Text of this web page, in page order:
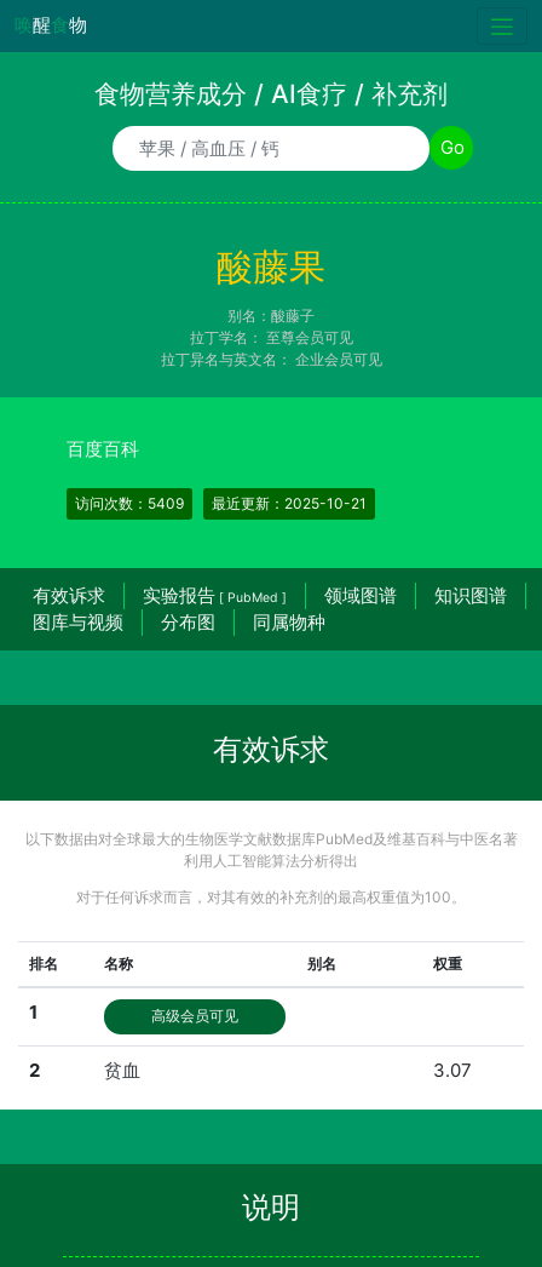
唤醒食物
食物营养成分 / AI食疗 / 补充剂
食物/AI食疗诉求/补充剂名称 Go
酸藤果
别名：酸藤子
拉丁学名： 至尊会员可见
拉丁异名与英文名： 企业会员可见
百度百科
访问次数：5409 最近更新：2025-10-21
有效诉求 实验报告 [ PubMed ] 领域图谱
知识图谱
图库与视频
分布图 同属物种
有效诉求
以下数据由对全球最大的生物医学文献数据库PubMed及维基百科与中医名著
利用人工智能算法分析得出
对于任何诉求而言，对其有效的补充剂的最高权重值为100。
排名 名称 别名 权重
1 高级会员可见
2 贫血 3.07
说明